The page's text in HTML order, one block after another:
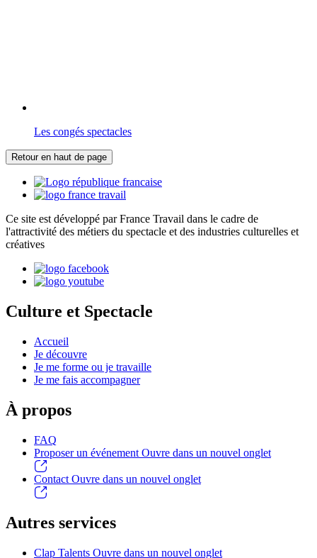
Les congés spectacles
Retour en haut de page
Ce site est développé par France Travail dans le cadre de
l'attractivité des métiers du spectacle et des industries culturelles et
créatives
Culture et Spectacle
Accueil
Je découvre
Je me forme ou je travaille
Je me fais accompagner
À propos
FAQ
Proposer un événement Ouvre dans un nouvel onglet
Contact Ouvre dans un nouvel onglet
Autres services
Clap Talents Ouvre dans un nouvel onglet